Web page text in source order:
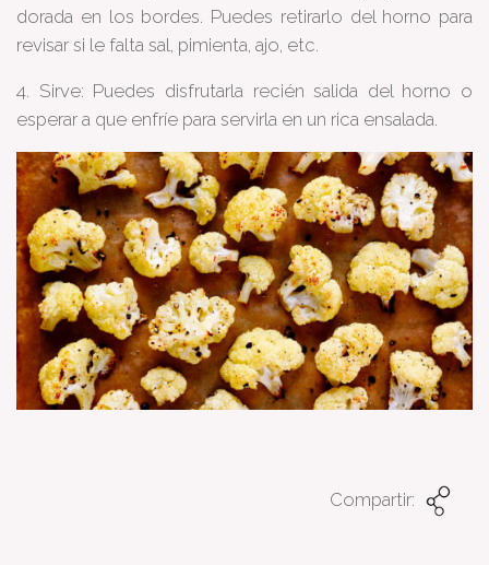
dorada en los bordes. Puedes retirarlo del horno para
revisar si le falta sal, pimienta, ajo, etc.
4. Sirve: Puedes disfrutarla recién salida del horno o
esperar a que enfríe para servirla en un rica ensalada.
Compartir: